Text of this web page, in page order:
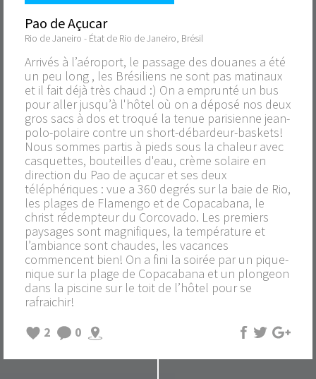
Pao de Açucar
Rio de Janeiro - État de Rio de Janeiro, Brésil
Arrivés à l’aéroport, le passage des douanes a été
un peu long , les Brésiliens ne sont pas matinaux
et il fait déjà très chaud :) On a emprunté un bus
pour aller jusqu’à l'hôtel où on a déposé nos deux
gros sacs à dos et troqué la tenue parisienne jean-
polo-polaire contre un short-débardeur-baskets!
Nous sommes partis à pieds sous la chaleur avec
casquettes, bouteilles d'eau, crème solaire en
direction du Pao de açucar et ses deux
téléphériques : vue a 360 degrés sur la baie de Rio,
les plages de Flamengo et de Copacabana, le
christ rédempteur du Corcovado. Les premiers
paysages sont magnifiques, la température et
l’ambiance sont chaudes, les vacances
commencent bien! On a fini la soirée par un pique-
nique sur la plage de Copacabana et un plongeon
dans la piscine sur le toit de l’hôtel pour se
rafraichir!
2
0